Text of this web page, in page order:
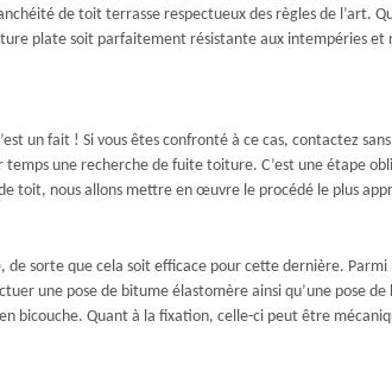
de toit terrasse respectueux des règles de l’art.
plate soit parfaitement résistante aux intempéries et
un fait ! Si vous êtes confronté à ce cas, contactez
une recherche de fuite toiture. C’est une étape
toit, nous allons mettre en œuvre le procédé le plus
sorte que cela soit efficace pour cette dernière.
une pose de bitume élastomère ainsi qu’une pose
bicouche. Quant à la fixation, celle-ci peut être